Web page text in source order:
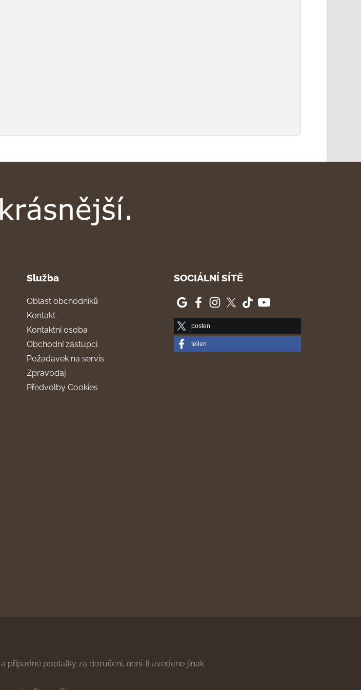
Služba
Oblast obchodníků
Kontakt
Kontaktní osoba
Obchodní zástupci
Požadavek na servis
Zpravodaj
Předvolby Cookies
SOCIÁLNÍ SÍTĚ
posten
teilen
a případné poplatky za doručení, není-li uvedeno jinak.